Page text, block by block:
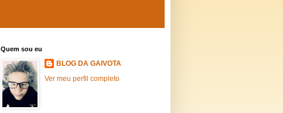
Quem sou eu
BLOG DA GAIVOTA
Ver meu perfil completo